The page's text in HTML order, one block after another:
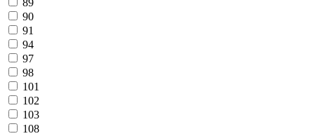
89
90
91
94
97
98
101
102
103
108